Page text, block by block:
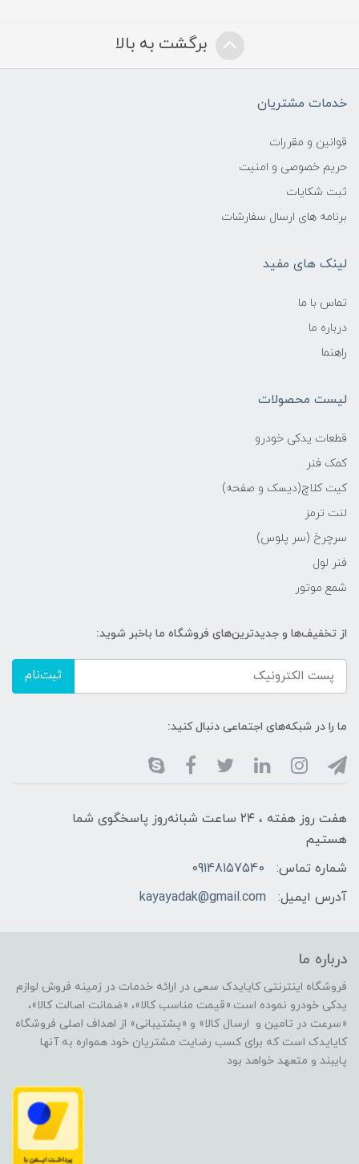
برگشت به بالا
خدمات مشتریان
قوانین و مقررات
حریم خصوصی و امنیت
ثبت شکایات
برنامه های ارسال سفارشات
لینک های مفید
تماس با ما
درباره ما
راهنما
لیست محصولات
قطعات یدکی خودرو
کمک فنر
کیت کلاچ(دیسک و صفحه)
لنت ترمز
سرچرخ (سر پلوس)
فنر لول
شمع موتور
از تخفیف‌ها و جدیدترین‌های فروشگاه ما باخبر شوید:
ثبت‌نام
ما را در شبکه‌های اجتماعی دنبال کنید:
هفت روز هفته ، ۲۴ ساعت شبانه‌روز پاسخگوی شما
هستیم
شماره تماس:
09148157540
آدرس ایمیل:
kayayadak@gmail.com
درباره ما
فروشگاه اینترنتی کایایدک سعی در ارائه خدمات در زمینه فروش لوازم
یدکی خودرو نموده است.«قیمت مناسب کالا»، «ضمانت اصالت کالا»،
«سرعت در تامین و ارسال کالا» و «پشتیبانی» از اهداف اصلی فروشگاه
کایایدک است که برای کسب رضایت مشتریان خود همواره به آنها
پایبند و متعهد خواهد بود